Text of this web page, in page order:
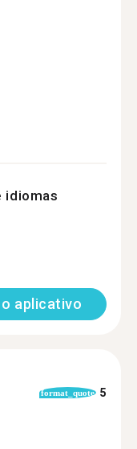
idiomas
o aplicativo
format_quote 5